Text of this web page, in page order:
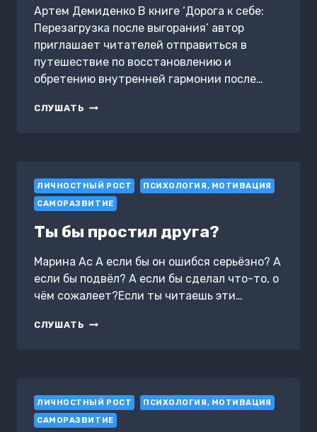
Артем Демиденко В книге ‘Дорога к себе:
Перезагрузка после выгорания’ автор
приглашает читателей отправиться в
путешествие по восстановлению и
обретению внутренней гармонии после…
СЛУШАТЬ ДОРОГА
ЛИЧНОСТНЫЙ РОСТ
ПСИХОЛОГИЯ, МОТИВАЦИЯ
САМОРАЗВИТИЕ
Ты бы простил друга?
Марина Ас А если бы он ошибся серьёзно? А
если бы подвёл? А если бы сделал что-то, о
чём сожалеет?Если ты читаешь эти…
СЛУШАТЬ ТЫ
ЛИЧНОСТНЫЙ РОСТ
ПСИХОЛОГИЯ, МОТИВАЦИЯ
САМОРАЗВИТИЕ